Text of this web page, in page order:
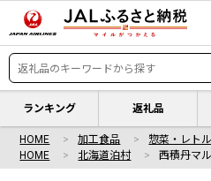
ランキング 返礼品
HOME 加工食品 惣菜・レト
HOME
北海道泊村 西積丹マ